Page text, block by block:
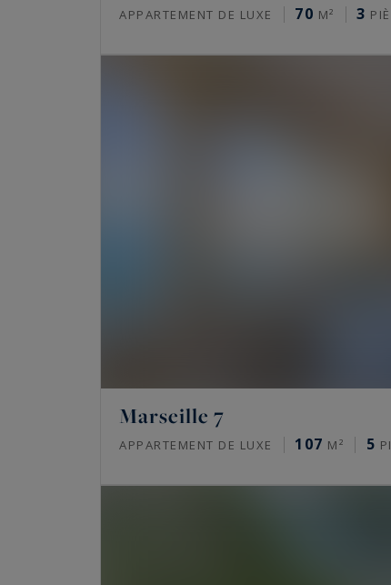
APPARTEMENT DE LUXE 70 M² 3
Marseille 7
APPARTEMENT DE LUXE 107 M² 5